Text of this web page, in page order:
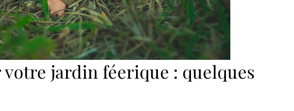
votre jardin féerique : quelques